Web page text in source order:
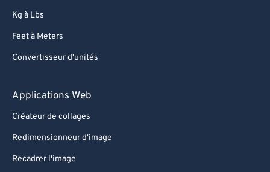
Kg à Lbs
Feet à Meters
Convertisseur d'unités
Applications Web
Créateur de collages
Redimensionneur d'image
Recadrer l'image